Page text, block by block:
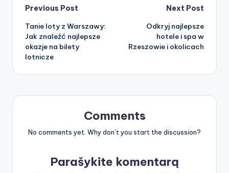
Post
navigation
Previous Post
Tanie loty z Warszawy:
Jak znaleźć najlepsze
okazje na bilety
lotnicze
Next Post
Odkryj najlepsze
hotele i spa w
Rzeszowie i okolicach
Comments
No comments yet. Why don’t you start the discussion?
Parašykite komentarą